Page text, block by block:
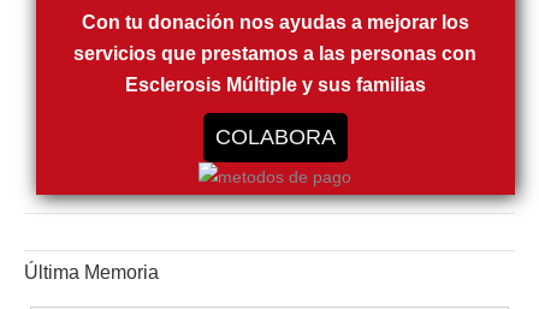
Con tu donación nos ayudas a mejorar los
servicios que prestamos a las personas con
Esclerosis Múltiple y sus familias
COLABORA
Última Memoria